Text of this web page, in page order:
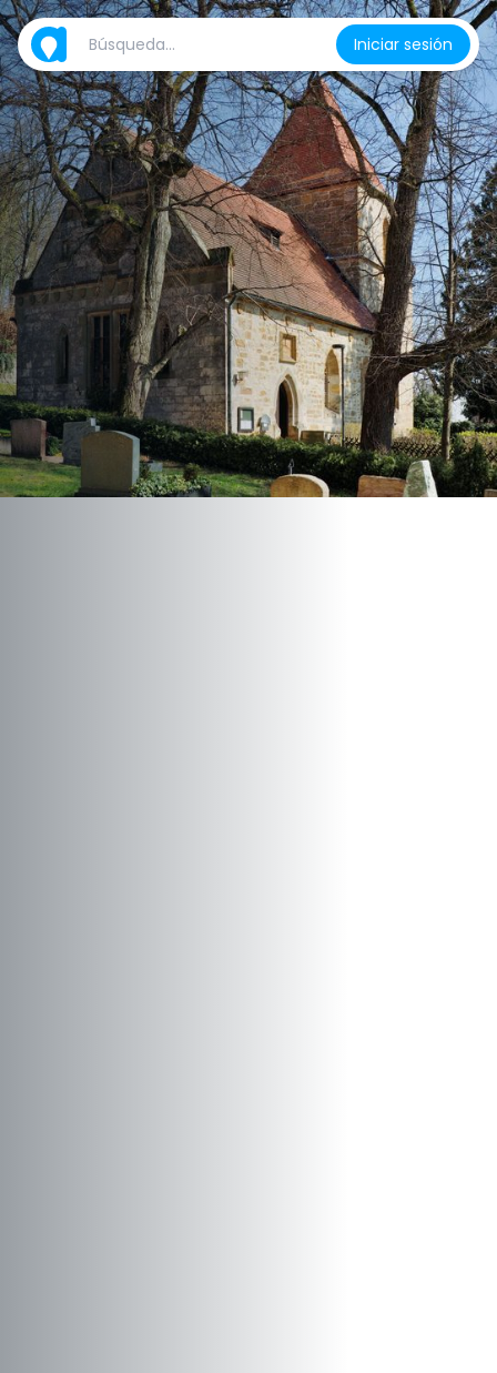
Iniciar sesión